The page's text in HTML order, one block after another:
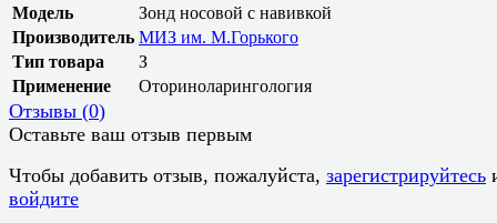
Модель
Зонд носовой с навивкой
Производитель МИЗ им. М.Горького
Тип товара
З
Применение
Оториноларингология
Отзывы (0)
Оставьте ваш отзыв первым
Чтобы добавить отзыв, пожалуйста, зарегистрируйтесь
войдите